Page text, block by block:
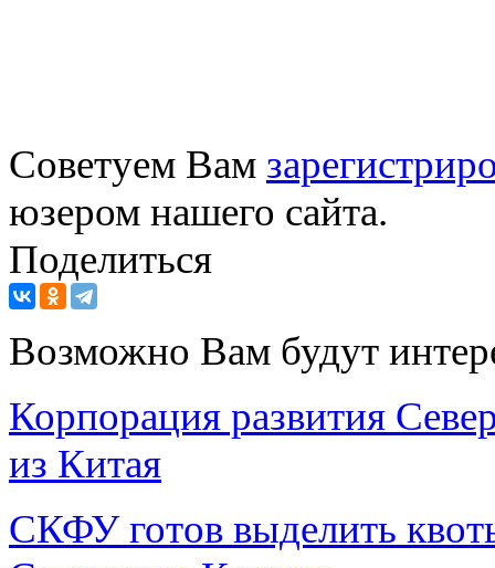
Советуем Вам
юзером нашего сайта.
Поделиться
Возможно Вам будут
Корпорация развития
из Китая
СКФУ готов выделить